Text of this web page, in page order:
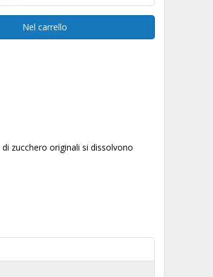
Nel carrello
zucchero originali si dissolvono